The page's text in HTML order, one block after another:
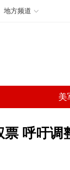
地方频道
美
呼吁调